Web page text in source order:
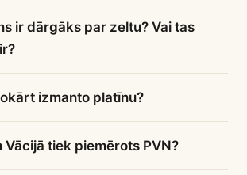
ir dārgāks par zeltu? Vai tas
izmanto platīnu?
Vācijā tiek piemērots PVN?